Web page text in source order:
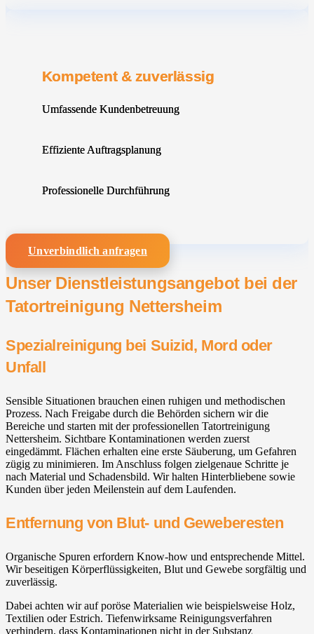
Kompetent & zuverlässig
Umfassende Kundenbetreuung
Effiziente Auftragsplanung
Professionelle Durchführung
Unverbindlich anfragen
Unser Dienstleistungsangebot bei der
Tatortreinigung Nettersheim
Spezialreinigung bei Suizid, Mord oder
Unfall
Sensible Situationen brauchen einen ruhigen und methodischen
Prozess. Nach Freigabe durch die Behörden sichern wir die
Bereiche und starten mit der professionellen Tatortreinigung
Nettersheim. Sichtbare Kontaminationen werden zuerst
eingedämmt. Flächen erhalten eine erste Säuberung, um Gefahren
zügig zu minimieren. Im Anschluss folgen zielgenaue Schritte je
nach Material und Schadensbild. Wir halten Hinterbliebene sowie
Kunden über jeden Meilenstein auf dem Laufenden.
Entfernung von Blut- und Geweberesten
Organische Spuren erfordern Know-how und entsprechende Mittel.
Wir beseitigen Körperflüssigkeiten, Blut und Gewebe sorgfältig und
zuverlässig.
Dabei achten wir auf poröse Materialien wie beispielsweise Holz,
Textilien oder Estrich. Tiefenwirksame Reinigungsverfahren
verhindern, dass Kontaminationen nicht in der Substanz